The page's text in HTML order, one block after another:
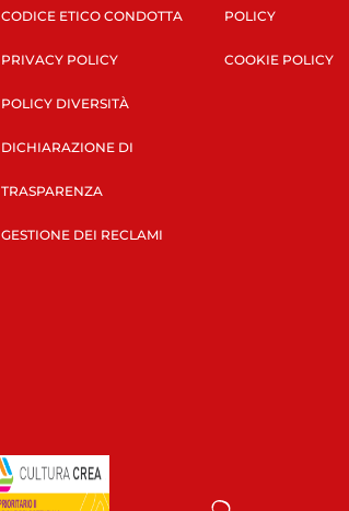
CODICE ETICO CONDOTTA
PRIVACY POLICY
POLICY DIVERSITÀ
DICHIARAZIONE DI
TRASPARENZA
GESTIONE DEI RECLAMI
POLICY
COOKIE POLICY